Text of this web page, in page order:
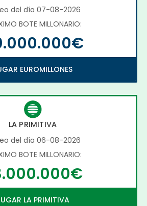
del día 07-08-2026
BOTE MILLONARIO:
EUROMILLONES
LA PRIMITIVA
del día 06-08-2026
BOTE MILLONARIO:
LA PRIMITIVA